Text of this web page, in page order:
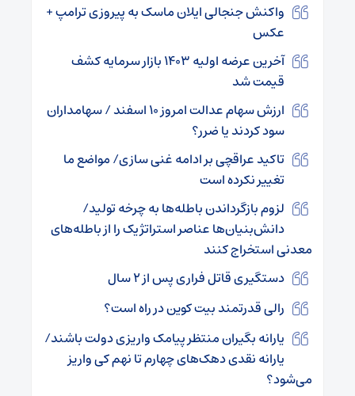
واکنش جنجالی ایلان ماسک به پیروزی ترامپ +
عکس
آخرین عرضه اولیه ۱۴۰۳ بازار سرمایه کشف
قیمت شد
ارزش سهام عدالت امروز ۱۰ اسفند / سهامداران
سود کردند یا ضرر؟
تاکید عراقچی بر ادامه غنی سازی/ مواضع ما
تغییر نکرده است
لزوم بازگرداندن باطله‌ها به چرخه تولید/
دانش‌بنیان‌ها عناصر استراتژیک را از باطله‌های
معدنی استخراج کنند
دستگیری قاتل فراری پس از ۲ سال
رالی قدرتمند بیت کوین در راه است؟
یارانه بگیران منتظر پیامک واریزی دولت باشند/
یارانه نقدی دهک‌های چهارم تا نهم کی واریز
می‌شود؟